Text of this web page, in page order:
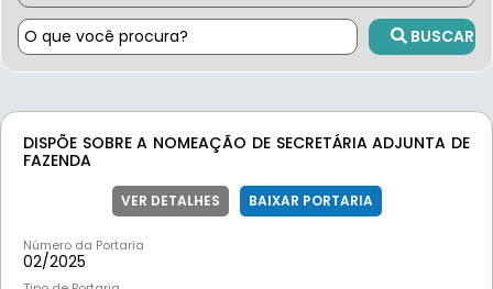
BUSCAR
DISPÕE SOBRE A NOMEAÇÃO DE SECRETÁRIA ADJUNTA DE
FAZENDA
VER DETALHES BAIXAR PORTARIA
Número da Portaria
02/2025